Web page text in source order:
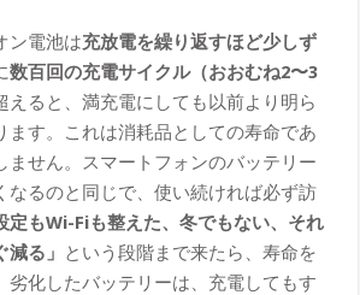
ン電池は充放電を繰り返すほど少しず
数百回の充電サイクル（おおむね2〜3
えると、満充電にしても以前より明ら
ます。これは消耗品としての寿命であ
ません。スマートフォンのバッテリー
なるのと同じで、使い続ければ必ず訪
定もWi-Fiも整えた、冬でもない、それ
る」 という段階まで来たら、寿命を
劣化したバッテリーは、充電してもす